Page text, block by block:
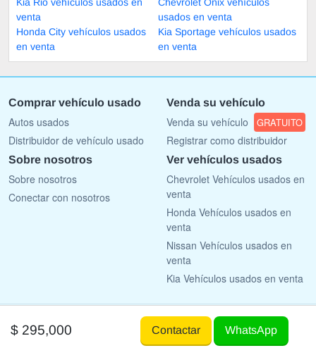
venta
usados en venta
Honda City vehículos usados
en venta
Kia Sportage vehículos usados
en venta
$ 295,000 Contactar WhatsApp
Comprar vehículo usado
Autos usados
Distribuidor de vehículo usado
Venda su vehículo
Venda su vehículo GRATUITO
Registrar como distribuidor
Sobre nosotros
Sobre nosotros
Conectar con nosotros
Ver vehículos usados
Chevrolet Vehículos usados en
venta
Honda Vehículos usados en
venta
Nissan Vehículos usados en
venta
Kia Vehículos usados en venta
Copyright © 2009 - 2026 AutoList.mx All rights reserved.
Terms Of Use